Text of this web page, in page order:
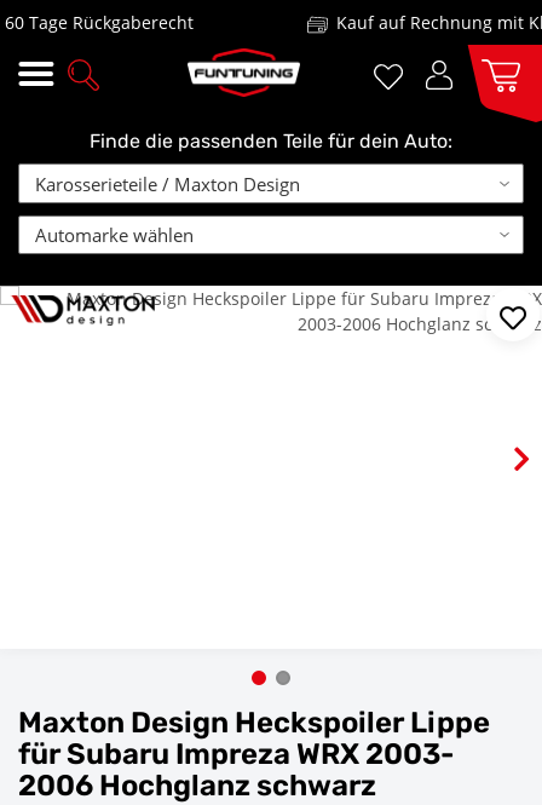
Tage Rückgaberecht Kauf auf Rechnung mit
Finde die passenden Teile für dein Auto:
Maxton Design Heckspoiler Lippe
für Subaru Impreza WRX 2003-
2006 Hochglanz schwarz